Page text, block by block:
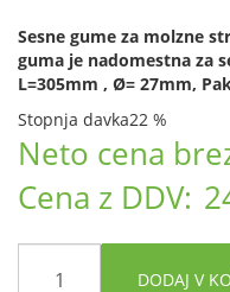
Sesne gume za molzne
guma je nadomestna za
L=305mm , Ø= 27mm,
Stopnja davka22 %
Neto cena
Cena z DDV:
DODAJ V